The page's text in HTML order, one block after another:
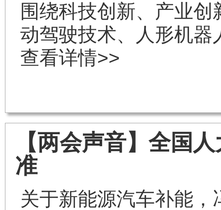
围绕科技创新、产业
动驾驶技术、人形机器
查看详情>>
【两会声音】全国
准
关于新能源汽车补能